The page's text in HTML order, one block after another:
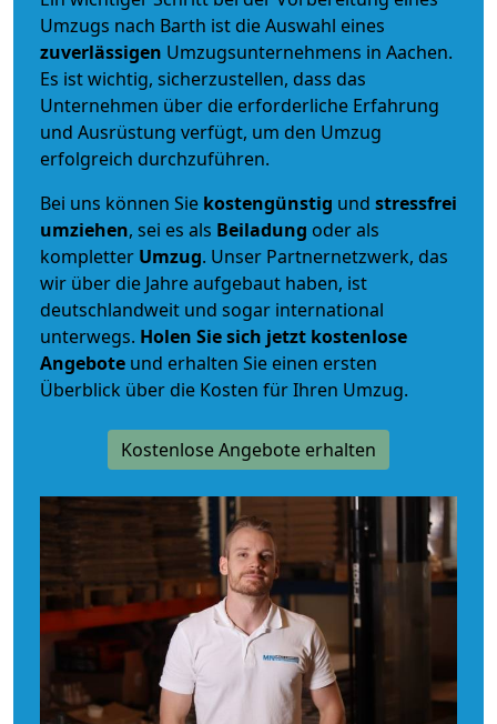
Umzugs nach Barth ist die Auswahl eines
zuverlässigen Umzugsunternehmens in Aachen.
Es ist wichtig, sicherzustellen, dass das
Unternehmen über die erforderliche Erfahrung
und Ausrüstung verfügt, um den Umzug
erfolgreich durchzuführen.
Bei uns können Sie kostengünstig und stressfrei
umziehen, sei es als Beiladung oder als
kompletter Umzug. Unser Partnernetzwerk, das
wir über die Jahre aufgebaut haben, ist
deutschlandweit und sogar international
unterwegs. Holen Sie sich jetzt kostenlose
Angebote und erhalten Sie einen ersten
Überblick über die Kosten für Ihren Umzug.
Kostenlose Angebote erhalten